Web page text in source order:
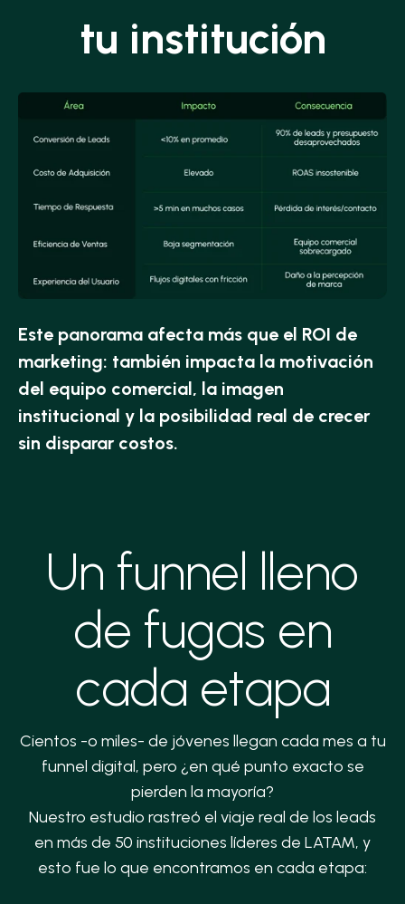
tu institución
Este panorama afecta más que el ROI de
marketing: también impacta la motivación
del equipo comercial, la imagen
institucional y la posibilidad real de crecer
sin disparar costos.
Un funnel lleno
de fugas en
cada etapa
Cientos -o miles- de jóvenes llegan cada mes a tu
funnel digital, pero ¿en qué punto exacto se
pierden la mayoría?
Nuestro estudio rastreó el viaje real de los leads
en más de 50 instituciones líderes de LATAM, y
esto fue lo que encontramos en cada etapa: